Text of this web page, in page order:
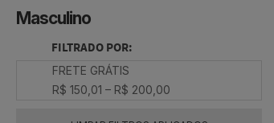
Masculino
FILTRADO POR:
FRETE GRÁTIS
R$ 150,01 – R$ 200,00